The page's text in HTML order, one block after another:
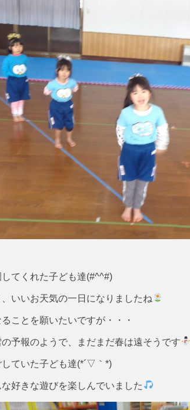
てくれた子ども達(#^^#)
いいお天気の一日になりましたね
ことを願いたいですが・・・
予報のようで、まだまだ春は遠そうです
ていた子ども達(*´▽｀*)
好きな遊びを楽しんでいました